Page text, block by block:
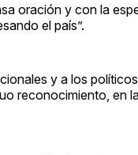
oración y con la
el país”.
y a los
reconocimiento, en